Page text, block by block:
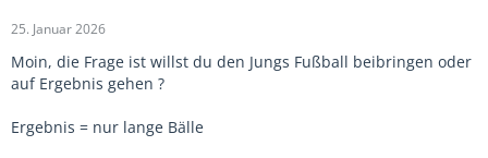
25. Januar 2026
Moin, die Frage ist willst du den Jungs Fußball beibringen oder
auf Ergebnis gehen ?
Ergebnis = nur lange Bälle